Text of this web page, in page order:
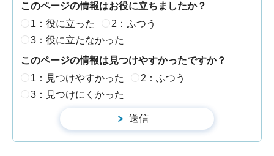
このページの情報はお役に立ちましたか？
1：役に立った
2：ふつう
3：役に立たなかった
このページの情報は見つけやすかったですか？
1：見つけやすかった
2：ふつう
3：見つけにくかった